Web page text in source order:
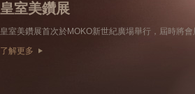
皇室美鑽展
了解更多